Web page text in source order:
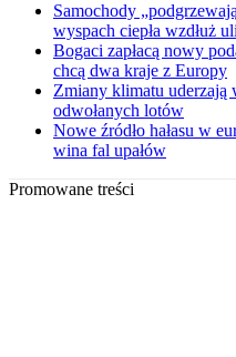
Samochody
wyspach ciepła wzdłuż
Bogaci zapłacą nowy
chcą dwa kraje z Europy
Zmiany klimatu uderzają
odwołanych lotów
Nowe źródło hałasu w
wina fal upałów
Promowane treści